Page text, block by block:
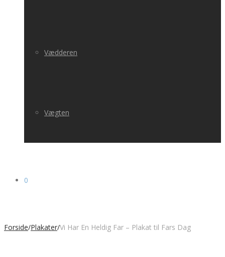
Vædderen
Vægten
0
Forside/Plakater/Vi Har En Heldig Far – Plakat til Fars Dag